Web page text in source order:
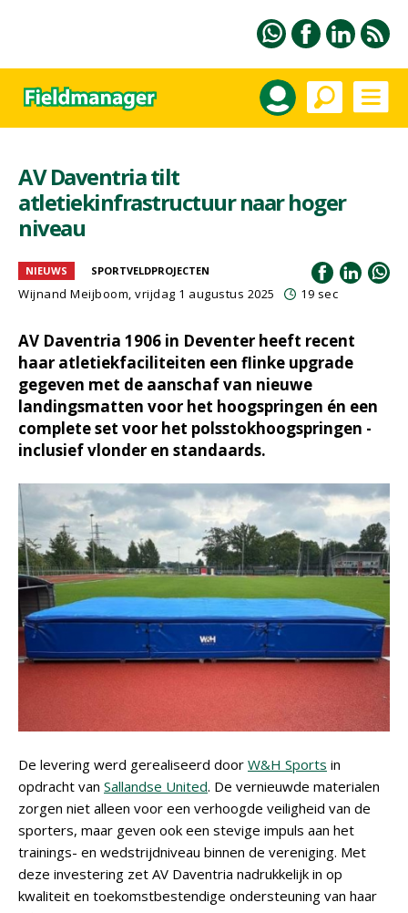
AV Daventria tilt
atletiekinfrastructuur naar hoger
niveau
NIEUWS SPORTVELDPROJECTEN
Wijnand Meijboom, vrijdag 1 augustus 2025 19 sec
AV Daventria 1906 in Deventer heeft recent
haar atletiekfaciliteiten een flinke upgrade
gegeven met de aanschaf van nieuwe
landingsmatten voor het hoogspringen én een
complete set voor het polsstokhoogspringen -
inclusief vlonder en standaards.
De levering werd gerealiseerd door W&H Sports in
opdracht van Sallandse United. De vernieuwde materialen
zorgen niet alleen voor een verhoogde veiligheid van de
sporters, maar geven ook een stevige impuls aan het
trainings- en wedstrijdniveau binnen de vereniging. Met
deze investering zet AV Daventria nadrukkelijk in op
kwaliteit en toekomstbestendige ondersteuning van haar